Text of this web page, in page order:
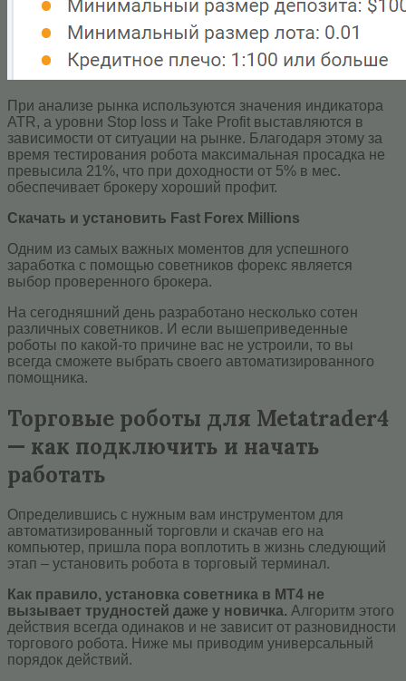
При анализе рынка используются значения индикатора
ATR, а уровни Stop loss и Take Profit выставляются в
зависимости от ситуации на рынке. Благодаря этому за
время тестирования робота максимальная просадка не
превысила 21%, что при доходности от 5% в мес.
обеспечивает брокеру хороший профит.
Скачать и установить Fast Forex Millions
Одним из самых важных моментов для успешного
заработка с помощью советников форекс является
выбор проверенного брокера.
На сегодняшний день разработано несколько сотен
различных советников. И если вышеприведенные
роботы по какой-то причине вас не устроили, то вы
всегда сможете выбрать своего автоматизированного
помощника.
Торговые роботы для Metatrader4
— как подключить и начать
работать
Определившись с нужным вам инструментом для
автоматизированный торговли и скачав его на
компьютер, пришла пора воплотить в жизнь следующий
этап – установить робота в торговый терминал.
Как правило, установка советника в МТ4 не
вызывает трудностей даже у новичка. Алгоритм этого
действия всегда одинаков и не зависит от разновидности
торгового робота. Ниже мы приводим универсальный
порядок действий.